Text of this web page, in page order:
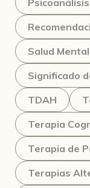
Psicoanálisis
Salud
Significado
TDAH
Terapia
Terapia de
Terapias